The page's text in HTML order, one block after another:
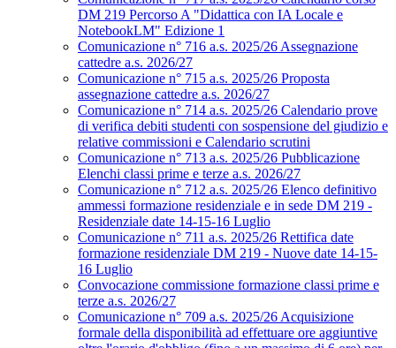
DM 219 Percorso A "Didattica con IA Locale e
NotebookLM" Edizione 1
Comunicazione n° 716 a.s. 2025/26 Assegnazione
cattedre a.s. 2026/27
Comunicazione n° 715 a.s. 2025/26 Proposta
assegnazione cattedre a.s. 2026/27
Comunicazione n° 714 a.s. 2025/26 Calendario prove
di verifica debiti studenti con sospensione del giudizio e
relative commissioni e Calendario scrutini
Comunicazione n° 713 a.s. 2025/26 Pubblicazione
Elenchi classi prime e terze a.s. 2026/27
Comunicazione n° 712 a.s. 2025/26 Elenco definitivo
ammessi formazione residenziale e in sede DM 219 -
Residenziale date 14-15-16 Luglio
Comunicazione n° 711 a.s. 2025/26 Rettifica date
formazione residenziale DM 219 - Nuove date 14-15-
16 Luglio
Convocazione commissione formazione classi prime e
terze a.s. 2026/27
Comunicazione n° 709 a.s. 2025/26 Acquisizione
formale della disponibilità ad effettuare ore aggiuntive